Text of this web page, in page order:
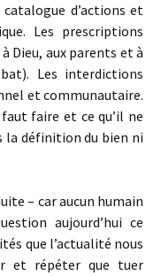
d’actions et
Les prescriptions
Dieu, aux parents et à
Les interdictions
et communautaire.
faire et ce qu’il ne
la définition du bien ni
– car aucun humain
aujourd’hui ce
que l’actualité nous
et répéter que tuer